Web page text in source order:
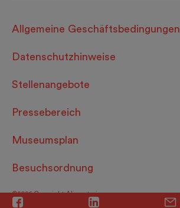
©2026 Copyright Alimentarium.
Allgemeine Geschäftsbedingungen
Datenschutzhinweise
Stellenangebote
Pressebereich
Museumsplan
Besuchsordnung